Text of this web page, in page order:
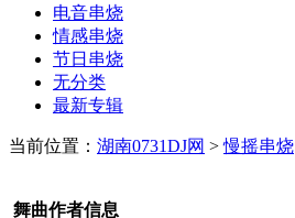
电音串烧
情感串烧
节日串烧
无分类
最新专辑
当前位置： 湖南0731DJ网 >慢摇串烧
舞曲作者信息